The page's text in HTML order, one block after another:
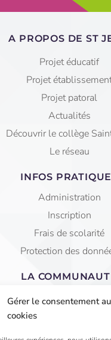
Gérer le consentement
cookies
A PROPOS DE ST
Projet éducatif
Projet
Projet patoral
Actualités
Découvrir le collège
Le réseau
INFOS
Administration
Inscription
Frais de scolarité
Protection des
LA
Equipe éducative
AGEC Saint Jean